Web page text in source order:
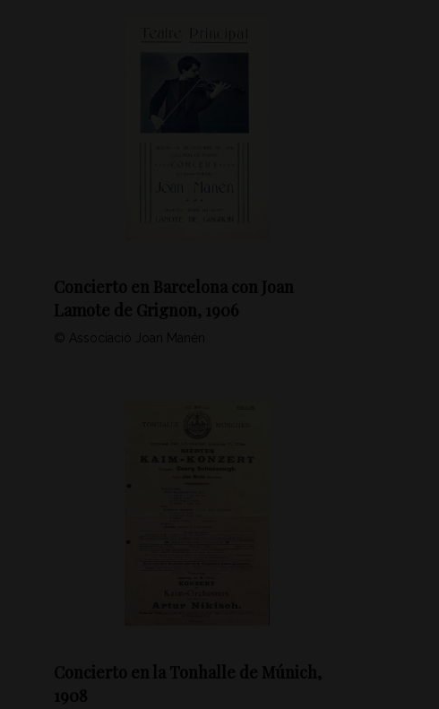
Concierto en Barcelona con Joan
Lamote de Grignon, 1906
© Associació Joan Manén
Concierto en la Tonhalle de Múnich,
1908